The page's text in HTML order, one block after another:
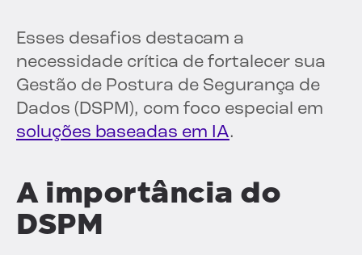
Esses desafios destacam a
necessidade crítica de fortalecer sua
Gestão de Postura de Segurança de
Dados (DSPM), com foco especial em
soluções baseadas em IA.
A importância do
DSPM